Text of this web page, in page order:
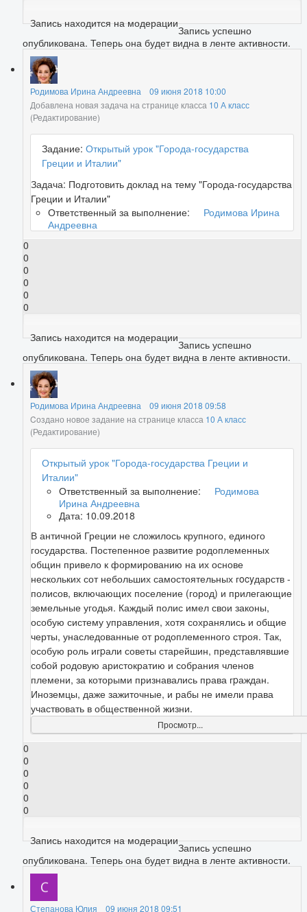
Запись находится на модерации
Запись успешно
опубликована. Теперь она будет видна в ленте активности.
Родимова Ирина Андреевна
09 июня 2018 10:00
Добавлена новая задача на странице класса 10 А класс
(Редактирование)
Задание: Открытый урок "Города-государства
Греции и Италии"
Задача: Подготовить доклад на тему "Города-государства
Греции и Италии"
Ответственный за выполнение:
Родимова Ирина
Андреевна
0
0
0
0
0
0
Запись находится на модерации
Запись успешно
опубликована. Теперь она будет видна в ленте активности.
Родимова Ирина Андреевна
09 июня 2018 09:58
Cоздано новое задание на странице класса 10 А класс
(Редактирование)
Открытый урок "Города-государства Греции и
Италии"
Ответственный за выполнение:
Родимова
Ирина Андреевна
Дата: 10.09.2018
В античной Греции не сложилось крупного, единого
государства. Постепенное развитие родоплеменных
общин привело к формированию на их основе
нескольких сот небольших самостоятельных гocyдарств -
полисов, включающих поселение (город) и прилегающие
земельные угодья. Каждый полис имел свои законы,
особую систему управления, хотя сохранялись и общие
черты, унаследованные от родоплеменного строя. Так,
особую роль игpали советы старейшин, представлявшие
собой родовую аристократию и собрания членов
племени, за которыми признавались права гpаждан.
Иноземцы, даже зажиточные, и рабы не имели права
участвовать в общественной жизни.
Просмотр...
0
0
0
0
0
0
Запись находится на модерации
Запись успешно
опубликована. Теперь она будет видна в ленте активности.
Степанова Юлия 09 июня 2018 09:51